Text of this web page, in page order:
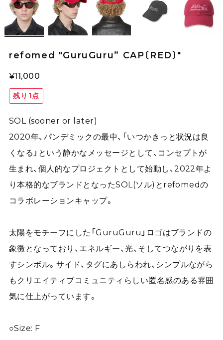
refomed "GuruGuru” CAP〔RED〕"
¥11,000
残り1点
SOL (sooner or later)
2020年、パンデミックの最中、「いつかきっと状況は良
くなる」という静かなメッセージとして、コンセプトが
生まれ、個人的なプロジェクトとして始動し、2022年よ
り本格的なブランドとなったSOL(ソル)とrefomedの
コラボレーションキャップ。
太陽をモチーフにした「GuruGuru」ロゴはブランドの
象徴となっており、エネルギー、光、そしてつながりを表
すシンボル。サイド、タグにあしらわれ、シンプルながら
もクリエイティブコミュニティらしい匿名感のある雰囲
気に仕上がっています。
○Size: F